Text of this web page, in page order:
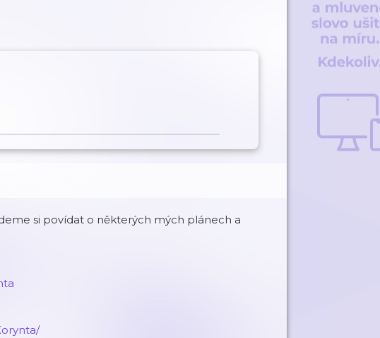
si povídat o některých mých plánech a